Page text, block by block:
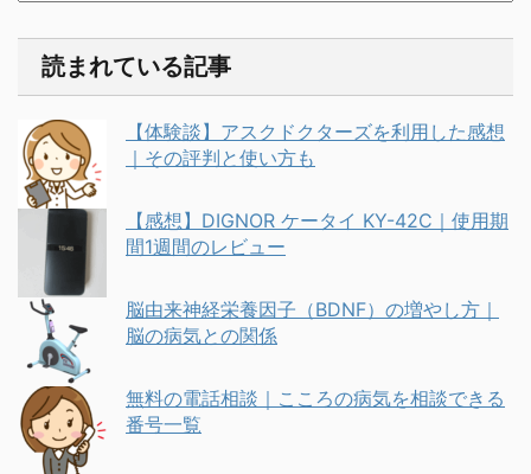
読まれている記事
【体験談】アスクドクターズを利用した感想
｜その評判と使い方も
【感想】DIGNOR ケータイ KY-42C｜使用期
間1週間のレビュー
脳由来神経栄養因子（BDNF）の増やし方｜
脳の病気との関係
無料の電話相談｜こころの病気を相談できる
番号一覧